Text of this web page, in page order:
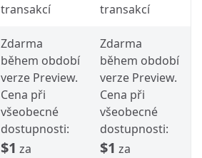
transakcí
transakcí
Zdarma
během období
verze Preview.
Cena při
všeobecné
dostupnosti:
$1 za
Zdarma
během období
verze Preview.
Cena při
všeobecné
dostupnosti:
$1 za